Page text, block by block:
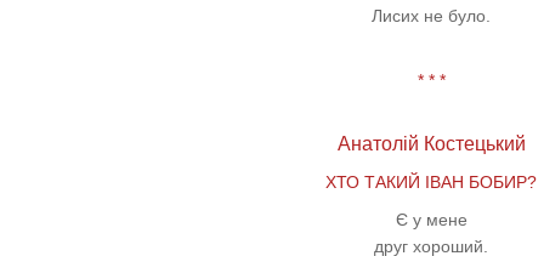
Лисих не було.
* * *
Анатолій Костецький
ХТО ТАКИЙ ІВАН БОБИР?
Є у мене
друг хороший.